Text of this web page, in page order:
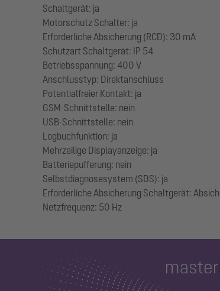
Schaltgerät: ja
Motorschutz Schalter: ja
Erforderliche Absicherung (RCD): 30 mA
Schutzart Schaltgerät: IP 54
Betriebsspannung: 400 V
Anschlusstyp: Direktanschluss
Potentialfreier Kontakt: ja
GSM-Schnittstelle: nein
USB-Schnittstelle: nein
Logbuchfunktion: ja
Mehrzeilige Displayanzeige: ja
Batteriepufferung: nein
Selbstdiagnosesystem (SDS): ja
Erforderliche Absicherung Schaltgerät: